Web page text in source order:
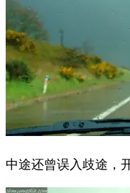
中途还曾误入歧途，